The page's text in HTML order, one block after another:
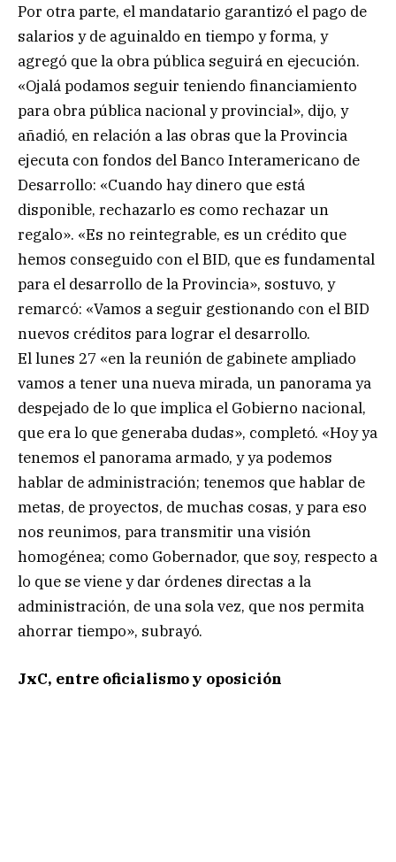
Por otra parte, el mandatario garantizó el pago de
salarios y de aguinaldo en tiempo y forma, y
agregó que la obra pública seguirá en ejecución.
«Ojalá podamos seguir teniendo financiamiento
para obra pública nacional y provincial», dijo, y
añadió, en relación a las obras que la Provincia
ejecuta con fondos del Banco Interamericano de
Desarrollo: «Cuando hay dinero que está
disponible, rechazarlo es como rechazar un
regalo». «Es no reintegrable, es un crédito que
hemos conseguido con el BID, que es fundamental
para el desarrollo de la Provincia», sostuvo, y
remarcó: «Vamos a seguir gestionando con el BID
nuevos créditos para lograr el desarrollo.
El lunes 27 «en la reunión de gabinete ampliado
vamos a tener una nueva mirada, un panorama ya
despejado de lo que implica el Gobierno nacional,
que era lo que generaba dudas», completó. «Hoy ya
tenemos el panorama armado, y ya podemos
hablar de administración; tenemos que hablar de
metas, de proyectos, de muchas cosas, y para eso
nos reunimos, para transmitir una visión
homogénea; como Gobernador, que soy, respecto a
lo que se viene y dar órdenes directas a la
administración, de una sola vez, que nos permita
ahorrar tiempo», subrayó.
JxC, entre oficialismo y oposición